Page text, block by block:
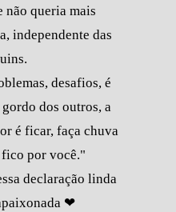
não queria mais
independente das
desafios, é
dos outros, a
é ficar, faça chuva
fico por você."
declaração linda
❤